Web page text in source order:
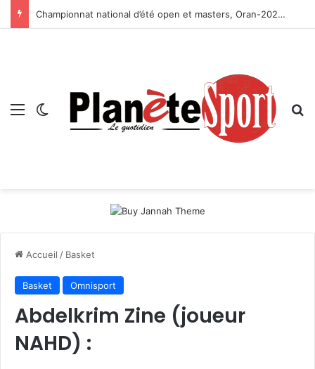
Championnat national d’été open et masters, Oran-2026 — Le CRB s’adjuge le titre
Menu Switch skin
Accueil / Basket
Basket Omnisport
Abdelkrim Zine (joueur
NAHD) :